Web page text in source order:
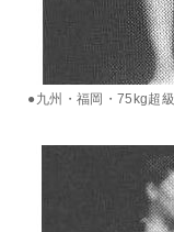
●九州・福岡・75kg超級